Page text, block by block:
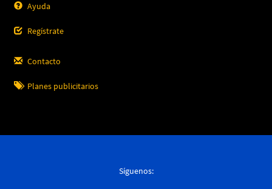
Ayuda
Regístrate
Contacto
Planes publicitarios
Síguenos: